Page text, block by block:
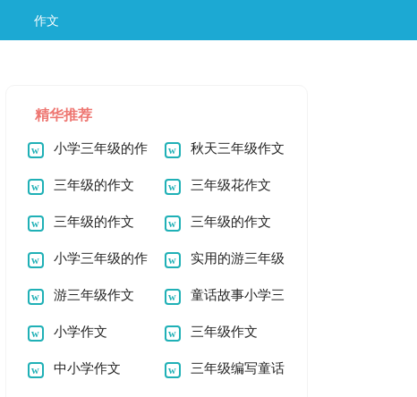
作文
精华推荐
小学三年级的作
文
秋天三年级作文
三年级的作文
300字
三年级花作文
三年级的作文 三年级的作文
小学三年级的作
文
实用的游三年级
作文
游三年级作文 童话故事小学三
年级作文
小学作文 三年级作文
中小学作文 三年级编写童话